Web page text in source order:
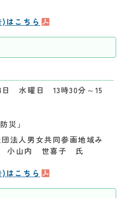
はこちら
日 水曜日 13時30分～ 15
災」
男女共同参画地域み
小山内 世喜子 氏
はこちら